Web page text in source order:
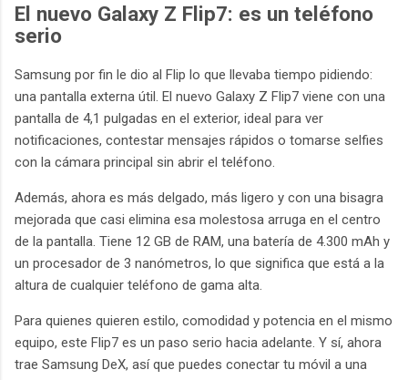
El nuevo Galaxy Z Flip7: es un teléfono
serio
Samsung por fin le dio al Flip lo que llevaba tiempo pidiendo:
una pantalla externa útil. El nuevo Galaxy Z Flip7 viene con una
pantalla de 4,1 pulgadas en el exterior, ideal para ver
notificaciones, contestar mensajes rápidos o tomarse selfies
con la cámara principal sin abrir el teléfono.
Además, ahora es más delgado, más ligero y con una bisagra
mejorada que casi elimina esa molestosa arruga en el centro
de la pantalla. Tiene 12 GB de RAM, una batería de 4.300 mAh y
un procesador de 3 nanómetros, lo que significa que está a la
altura de cualquier teléfono de gama alta.
Para quienes quieren estilo, comodidad y potencia en el mismo
equipo, este Flip7 es un paso serio hacia adelante. Y sí, ahora
trae Samsung DeX, así que puedes conectar tu móvil a una